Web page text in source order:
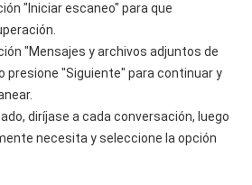
"Iniciar escaneo" para que
"Mensajes y archivos adjuntos de
presione "Siguiente" para continuar y
diríjase a cada conversación, luego
necesita y seleccione la opción